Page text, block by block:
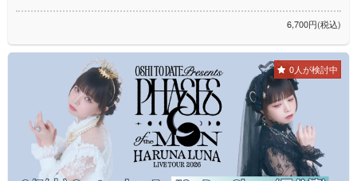
6,700円(税込)
0人が検討中